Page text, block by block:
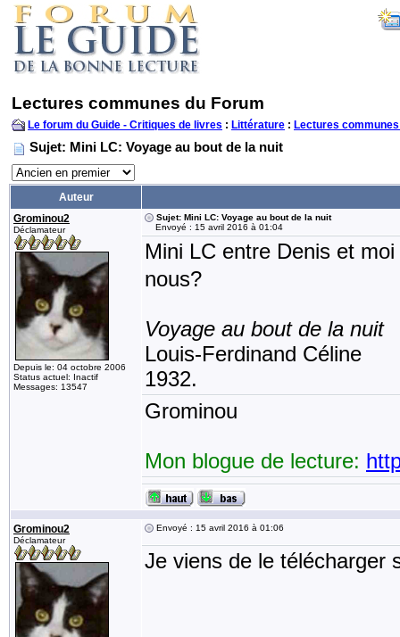
Lectures communes du Forum
Le forum du Guide - Critiques de livres : Littérature : Lectures
Sujet: Mini LC: Voyage au bout de la nuit
Auteur
Grominou2
Déclamateur
Depuis le: 04 octobre 2006
Status actuel: Inactif
Messages: 13547
Sujet: Mini LC: Voyage au bout de la nuit
Envoyé : 15 avril 2016 à 01:04
Mini LC entre Denis et
nous?
Voyage au bout de la nuit
Louis-Ferdinand Céline
1932.
Grominou
Mon blogue de lecture:
Grominou2
Déclamateur
Envoyé : 15 avril 2016 à 01:06
Je viens de le télécharger